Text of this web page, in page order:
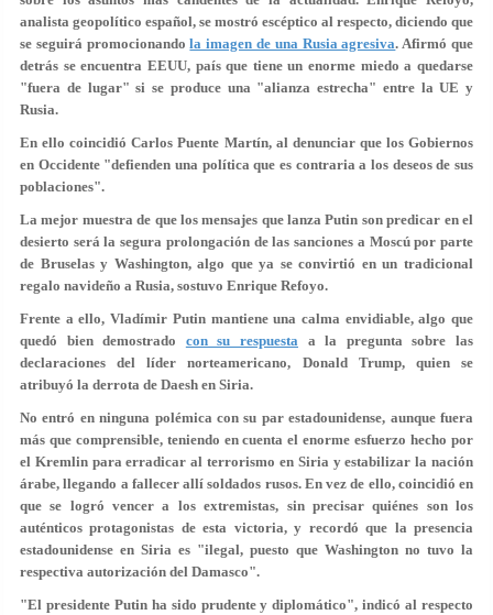
analista geopolítico español, se mostró escéptico al respecto, diciendo que
se seguirá promocionandola imagen de una Rusia agresiva. Afirmó que
detrás se encuentra EEUU, país que tiene un enorme miedo a quedarse
"fuera de lugar" si se produce una "alianza estrecha" entre la UE y
Rusia.
En ello coincidió Carlos Puente Martín, al denunciar que los Gobiernos
en Occidente "defienden una política que es contraria a los deseos de sus
poblaciones".
La mejor muestra de que los mensajes que lanza Putin son predicar en el
desierto será la segura prolongación de las sanciones a Moscú por parte
de Bruselas y Washington, algo que ya se convirtió en un tradicional
regalo navideño a Rusia, sostuvo Enrique Refoyo.
Frente a ello, Vladímir Putin mantiene una calma envidiable, algo que
quedó bien demostrado con su respuesta a la pregunta sobre las
declaraciones del líder norteamericano, Donald Trump, quien se
atribuyó la derrota de Daesh en Siria.
No entró en ninguna polémica con su par estadounidense, aunque fuera
más que comprensible, teniendo en cuenta el enorme esfuerzo hecho por
el Kremlin para erradicar al terrorismo en Siria y estabilizar la nación
árabe, llegando a fallecer allí soldados rusos. En vez de ello, coincidió en
que se logró vencer a los extremistas, sin precisar quiénes son los
auténticos protagonistas de esta victoria, y recordó que la presencia
estadounidense en Siria es "ilegal, puesto que Washington no tuvo la
respectiva autorización del Damasco".
"El presidente Putin ha sido prudente y diplomático", indicó al respecto